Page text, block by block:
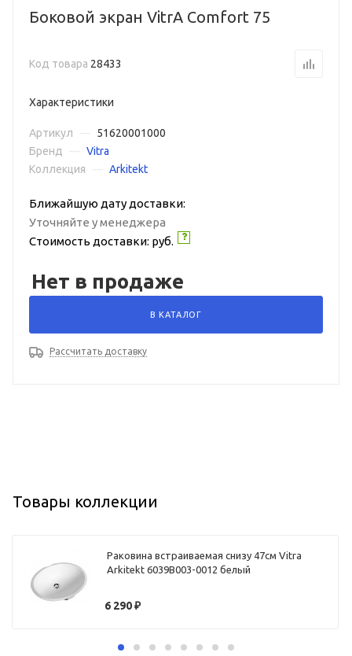
Боковой экран VitrA Comfort 75
Код товара 28433
Характеристики
Артикул
51620001000
Бренд
Vitra
Коллекция
Arkitekt
Ближайшую дату доставки:
Уточняйте у менеджера
Стоимость доставки: руб.
Нет в продаже
В КАТАЛОГ
Рассчитать доставку
Товары коллекции
Раковина встраиваемая снизу 47см Vitra
Arkitekt 6039B003-0012 белый
6 290₽